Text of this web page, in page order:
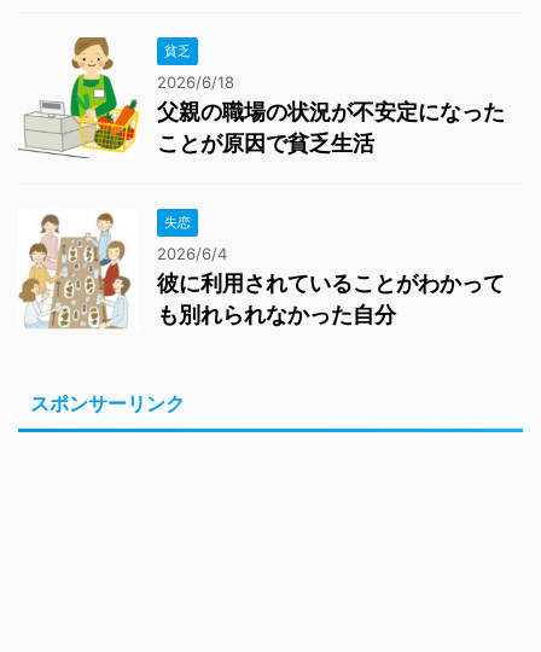
貧乏
2026/6/18
父親の職場の状況が不安定になった
ことが原因で貧乏生活
失恋
2026/6/4
彼に利用されていることがわかって
も別れられなかった自分
スポンサーリンク